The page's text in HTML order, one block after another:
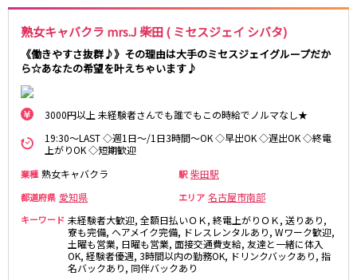
熟女キャバクラ mrs.J 柴田 ( ミセスジェイ シバタ)
《働きやすさ抜群♪》その理由は大手のミセスジェイグループだか
ら☆あなたの希望を叶えちゃいます♪
3000円以上 未経験者さんでも誰でもこの時給でノルマなし★
19:30～LAST ◇週1日～/1日3時間～OK ◇早出OK ◇遅出OK ◇終電
上がりOK ◇短期歓迎
業種 熟女キャバクラ 駅 柴田駅
都道府県 愛知県 エリア 名古屋市南部
キーワード 未経験者大歓迎, 全額日払いＯＫ, 終電上がりＯＫ, 送りあり,
寮も完備, ヘアメイク完備, ドレスレンタルあり, Wワーク歓迎,
土曜も営業, 日曜も営業, 面接交通費支給, 友達と一緒に体入
OK, 経験者優遇, 3時間以内の勤務OK, ドリンクバックあり, 指
名バックあり, 同伴バックあり
豊田市駅
JR東海道本線(熱海～浜松)
沼津駅
掛川駅
東静岡駅
三島駅
静岡鉄道静岡清水線
新静岡駅
遠州鉄道鉄道線
新浜松駅 第一通り駅